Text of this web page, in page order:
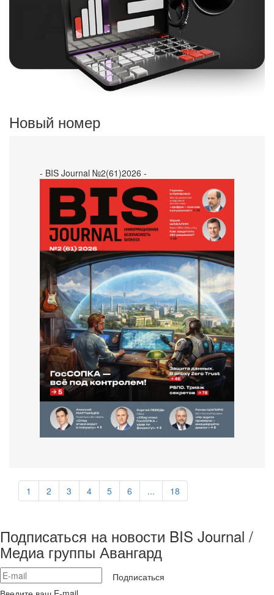
Новый номер
- BIS Journal №2(61)2026 -
1 2 3 4 5 6 ... 18
Подписаться на новости BIS Journal /
Медиа группы Авангард
Подписаться